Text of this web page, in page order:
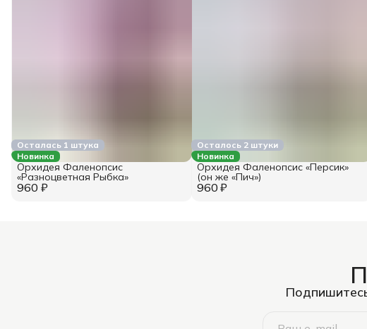
Осталась 1 штука
Новинка
960 ₽
Орхидея Фаленопсис
«Разноцветная Рыбка»
Осталось 2 штуки
Новинка
960 ₽
Орхидея Фаленопсис «Персик»
(он же «Пич»)